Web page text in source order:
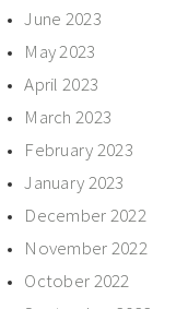
June 2023
May 2023
April 2023
March 2023
February 2023
January 2023
December 2022
November 2022
October 2022